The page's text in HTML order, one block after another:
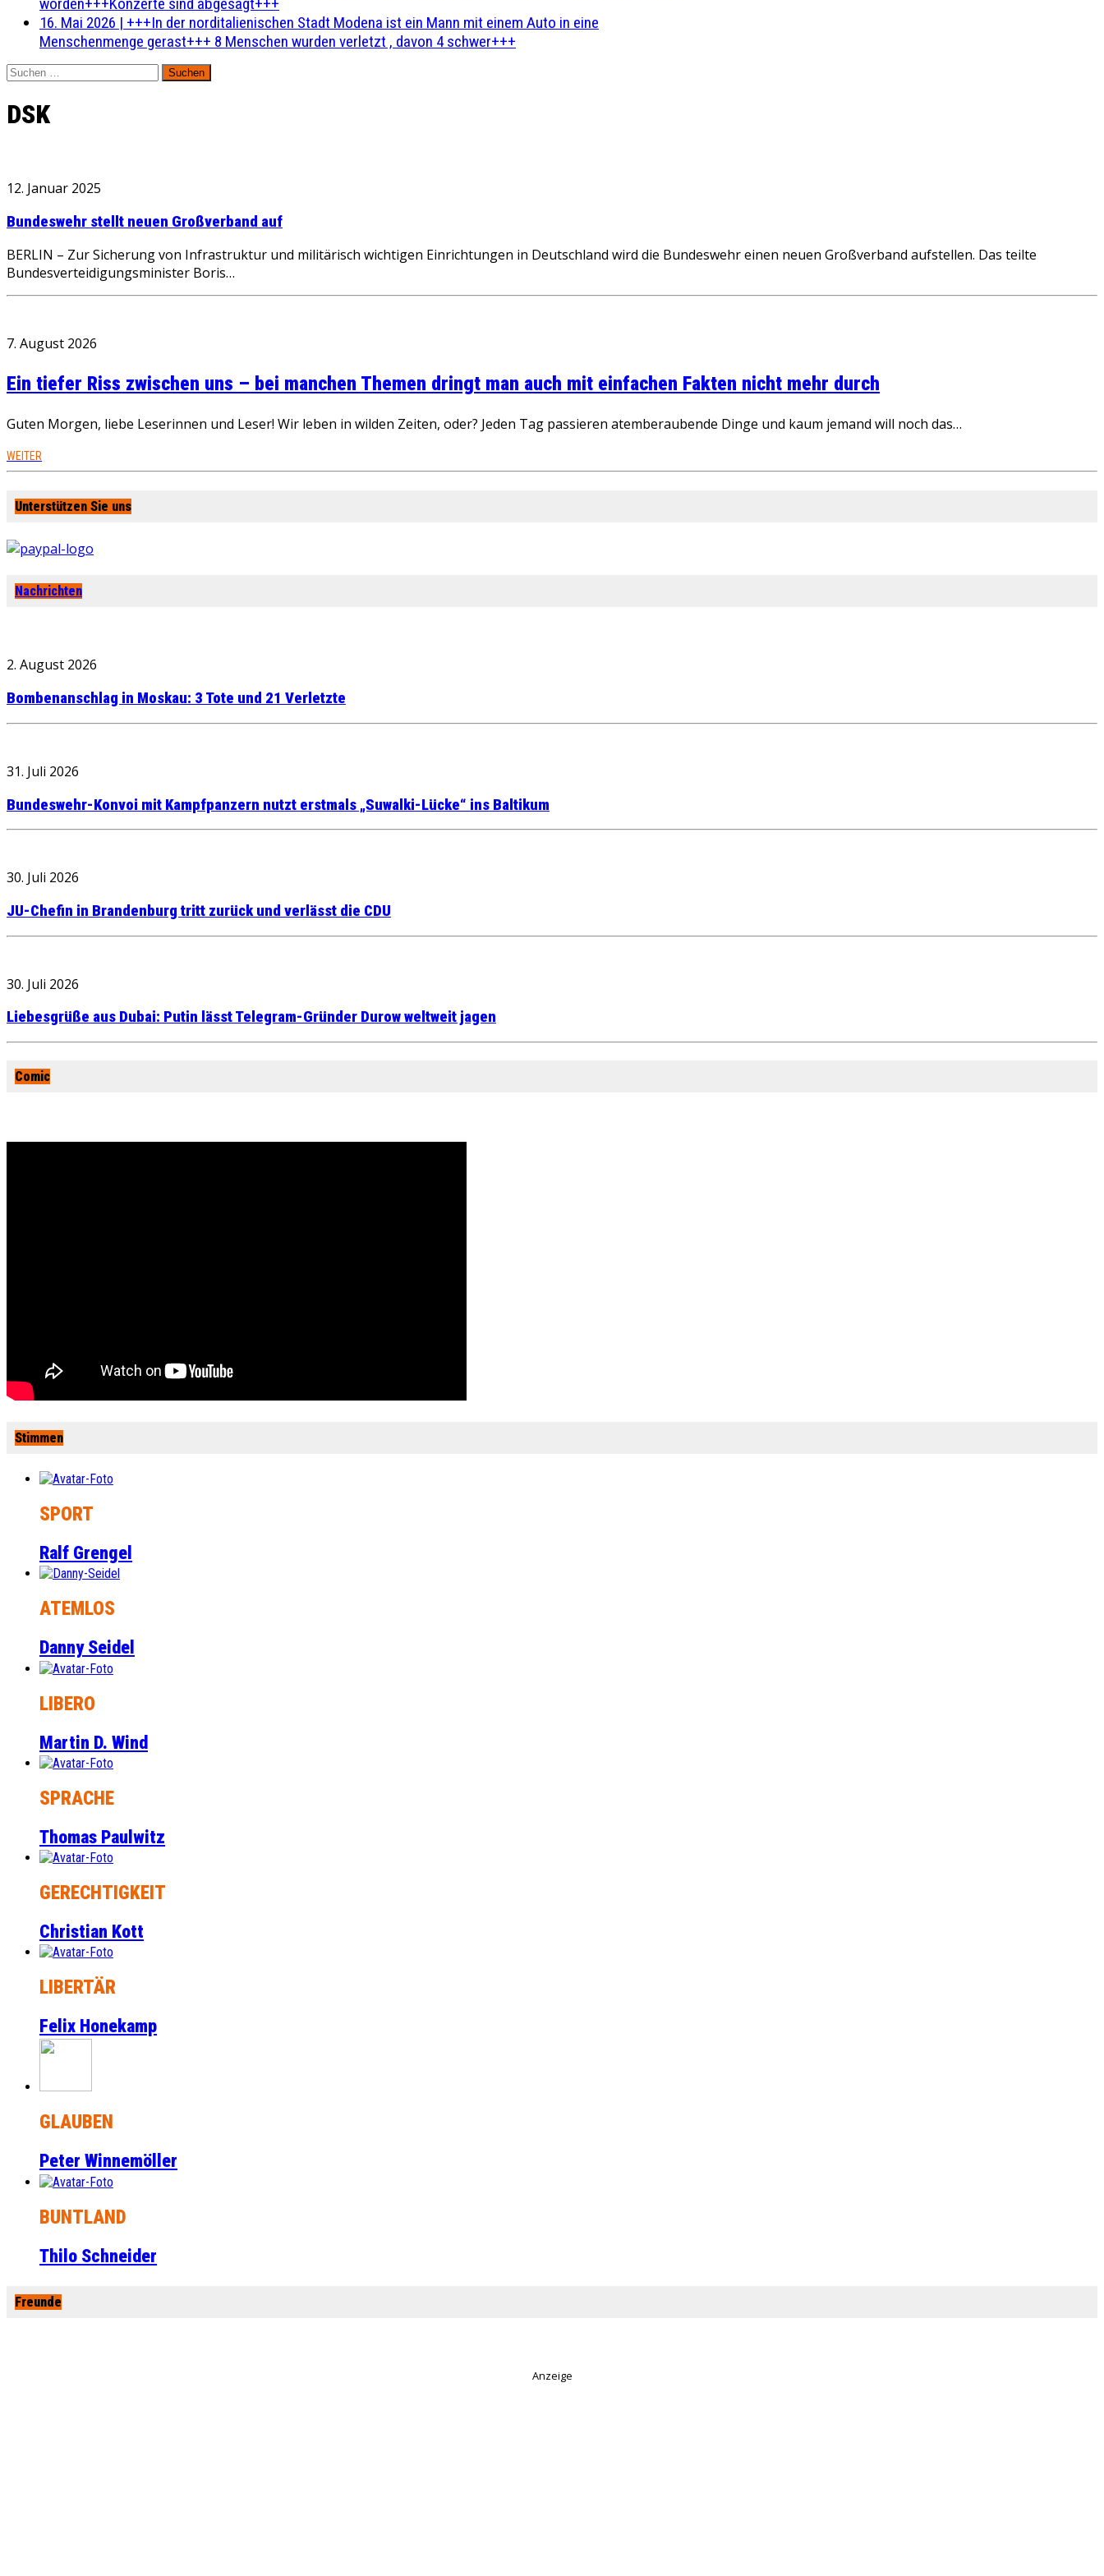
16. Mai 2026 | +++In der norditalienischen Stadt Modena ist ein Mann mit einem Auto in eine
Menschenmenge gerast+++ 8 Menschen wurden verletzt , davon 4 schwer+++
Suchen
nach:
DSK
12. Januar 2025
Bundeswehr stellt neuen Großverband auf
BERLIN – Zur Sicherung von Infrastruktur und militärisch wichtigen Einrichtungen in Deutschland wird die Bundeswehr einen neuen Großverband aufstellen. Das teilte
Bundesverteidigungsminister Boris…
7. August 2026
Ein tiefer Riss zwischen uns – bei manchen Themen dringt man auch mit einfachen Fakten nicht mehr durch
Guten Morgen, liebe Leserinnen und Leser! Wir leben in wilden Zeiten, oder? Jeden Tag passieren atemberaubende Dinge und kaum jemand will noch das…
WEITER
Unterstützen Sie uns
Nachrichten
2. August 2026
Bombenanschlag in Moskau: 3 Tote und 21 Verletzte
31. Juli 2026
Bundeswehr-Konvoi mit Kampfpanzern nutzt erstmals „Suwalki-Lücke“ ins Baltikum
30. Juli 2026
JU-Chefin in Brandenburg tritt zurück und verlässt die CDU
30. Juli 2026
Liebesgrüße aus Dubai: Putin lässt Telegram-Gründer Durow weltweit jagen
Comic
Stimmen
SPORT
Ralf Grengel
ATEMLOS
Danny Seidel
LIBERO
Martin D. Wind
SPRACHE
Thomas Paulwitz
GERECHTIGKEIT
Christian Kott
LIBERTÄR
Felix Honekamp
GLAUBEN
Peter Winnemöller
BUNTLAND
Thilo Schneider
Freunde
Anzeige